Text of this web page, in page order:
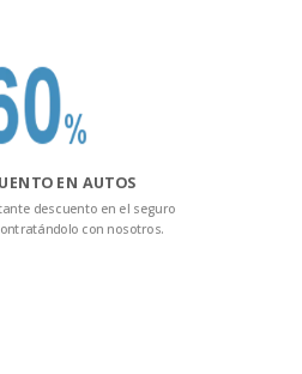
EN AUTOS
descuento en el seguro
con nosotros.